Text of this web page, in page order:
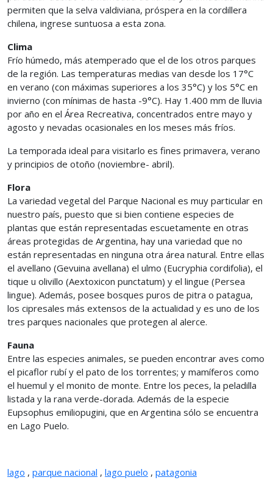
permiten que la selva valdiviana, próspera en la cordillera
chilena, ingrese suntuosa a esta zona.
Clima
Frío húmedo, más atemperado que el de los otros parques
de la región. Las temperaturas medias van desde los 17°C
en verano (con máximas superiores a los 35°C) y los 5°C en
invierno (con mínimas de hasta -9°C). Hay 1.400 mm de lluvia
por año en el Área Recreativa, concentrados entre mayo y
agosto y nevadas ocasionales en los meses más fríos.
La temporada ideal para visitarlo es fines primavera, verano
y principios de otoño (noviembre- abril).
Flora
La variedad vegetal del Parque Nacional es muy particular en
nuestro país, puesto que si bien contiene especies de
plantas que están representadas escuetamente en otras
áreas protegidas de Argentina, hay una variedad que no
están representadas en ninguna otra área natural. Entre ellas
el avellano (Gevuina avellana) el ulmo (Eucryphia cordifolia), el
tique u olivillo (Aextoxicon punctatum) y el lingue (Persea
lingue). Además, posee bosques puros de pitra o patagua,
los cipresales más extensos de la actualidad y es uno de los
tres parques nacionales que protegen al alerce.
Fauna
Entre las especies animales, se pueden encontrar aves como
el picaflor rubí y el pato de los torrentes; y mamíferos como
el huemul y el monito de monte. Entre los peces, la peladilla
listada y la rana verde-dorada. Además de la especie
Eupsophus emiliopugini, que en Argentina sólo se encuentra
en Lago Puelo.
lago , parque nacional , lago puelo , patagonia